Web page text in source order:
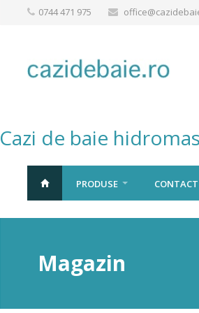
0744 471 975
Cazi de baie
PRODUSE CONTACT
Magazin